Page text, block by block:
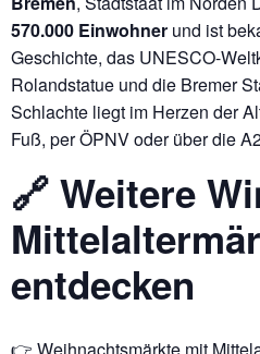
570.000 Einwohner und ist
Geschichte, das UNESCO-
Rolandstatue und die Bremer
Schlachte liegt im Herzen der
Fuß, per ÖPNV oder über die
🔗 Weitere
entdecken